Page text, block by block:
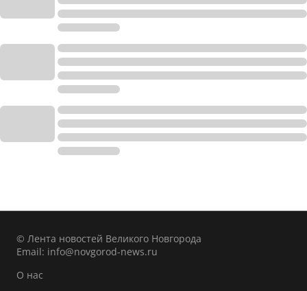
© Лента новостей Великого Новгорода
Email: info@novgorod-news.ru
О нас